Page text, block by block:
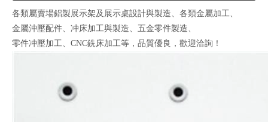
各類屬賣場鋁製展示架及展示桌設計與製造、各類金屬加工、
金屬沖壓配件、冲床加工與製造、五金零件製造、
零件冲壓加工、CNC銑床加工等，品質優良，歡迎洽詢！